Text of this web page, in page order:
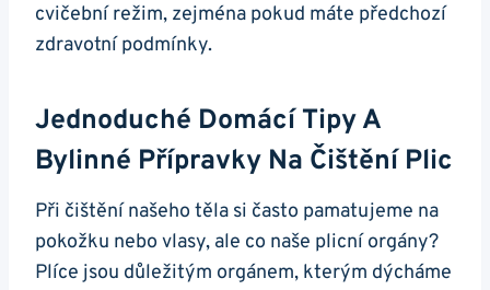
cvičební ​režim,‌ zejména pokud máte předchozí
zdravotní podmínky.
Jednoduché Domácí Tipy A⁣
Bylinné Přípravky Na Čištění ‍plic
Při⁢ čištění našeho⁤ těla ⁢si⁢ často pamatujeme ⁤na
pokožku nebo vlasy,⁤ ale co ⁣naše plicní orgány?
Plíce⁣ jsou důležitým ​orgánem, ​kterým dýcháme